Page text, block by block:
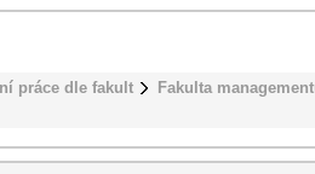
práce dle fakult
Fakulta